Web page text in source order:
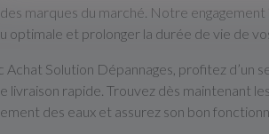
marques du marché. Notre
optimale et prolonger la durée de vie de
Achat Solution Dépannages, profitez d’un
livraison rapide. Trouvez dès maintenant
des eaux et assurez son bon